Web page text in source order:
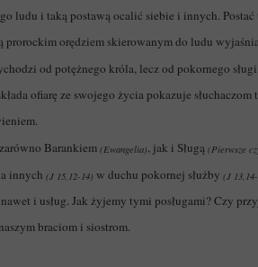
ludu i taką postawą ocalić siebie i innych. Postać
prorockim orędziem skierowanym do ludu
od potężnego króla, lecz od pokornego
ofiarę ze swojego życia pokazuje
Barankiem (Ewangelia), jak i Sługą (Pierwsze
innych (J 15,12-14) w duchu pokornej służby (J
i usług. Jak żyjemy tymi posługami? Czy
braciom i siostrom.